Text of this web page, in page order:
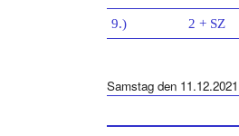
9.) 2 + SZ
Samstag den 11.12.2021